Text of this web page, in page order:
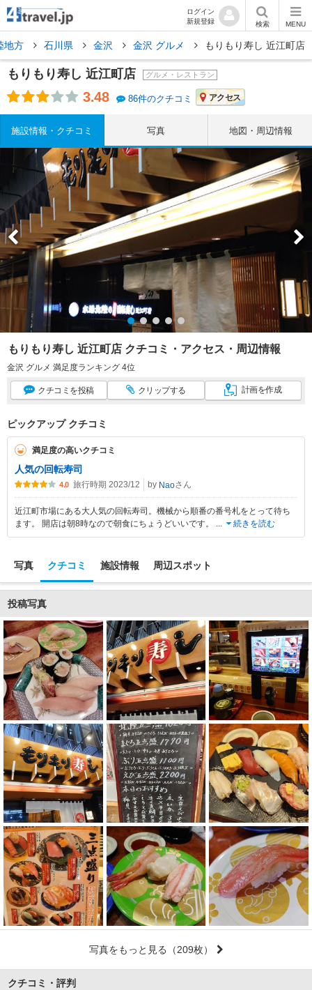
ログイン
新規登録
検索 MENU
地方 石川県 金沢 金沢 グルメ もりもり寿し 近江町店
もりもり寿し 近江町店 グルメ・レストラン
3.48 86件のクチコミ アクセス
施設情報・クチコミ 写真 地図・周辺情報
もりもり寿し 近江町店 クチコミ・アクセス・周辺情報
金沢 グルメ 満足度ランキング 4位
クチコミ を投稿 クリップする 計画を作成
ピックアップ クチコミ
満足度の高いクチコミ
人気の回転寿司
4.0 旅行時期 2023/12 by Naoさん
近江町市場にある大人気の回転寿司。機械から順番の番号札をとって待ち
ます。 開店は朝8時なので朝食にちょうどいいです。 ... 続きを読む
写真 クチコミ 施設情報 周辺スポット
投稿写真
写真をもっと見る （209枚）
クチコミ・評判